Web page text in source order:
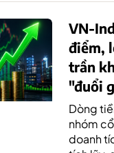
VN-
điểm,
trần
"đuổi
Dòng
nhóm
doanh